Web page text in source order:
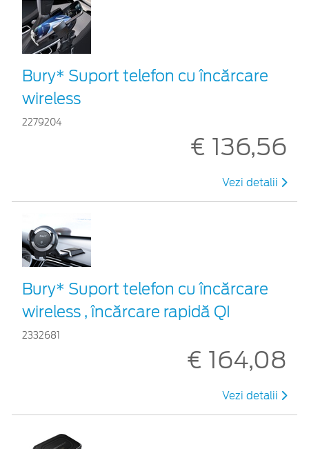
Bury* Suport telefon cu încărcare
wireless
2279204
€ 136,56
Vezi detalii
Bury* Suport telefon cu încărcare
wireless , încărcare rapidă QI
2332681
€ 164,08
Vezi detalii